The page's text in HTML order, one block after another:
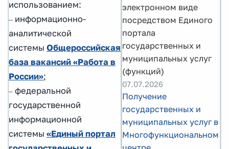
использованием:
– информационно-
аналитической
системы Общероссийская
база вакансий «Работа в
России»;
– федеральной
государственной
информационной
системы «Единый портал
электронном виде
посредством Единого
портала
государственных и
муниципальных услуг
(функций)
07.07.2026
Получение
государственных и
муниципальных услуг в
Многофункциональном